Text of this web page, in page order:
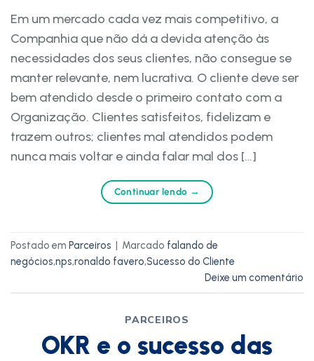
Em um mercado cada vez mais competitivo, a
Companhia que não dá a devida atenção às
necessidades dos seus clientes, não consegue se
manter relevante, nem lucrativa. O cliente deve ser
bem atendido desde o primeiro contato com a
Organização. Clientes satisfeitos, fidelizam e
trazem outros; clientes mal atendidos podem
nunca mais voltar e ainda falar mal dos […]
Continuar lendo →
Postado em Parceiros | Marcado falando de
negócios,nps,ronaldo favero,Sucesso do Cliente
Deixe um comentário
PARCEIROS
OKR e o sucesso das